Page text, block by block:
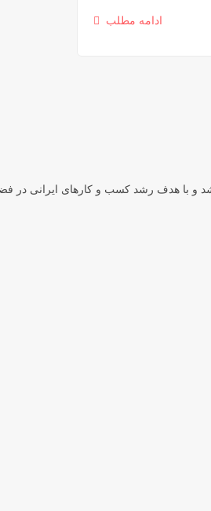
ادامه مطلب